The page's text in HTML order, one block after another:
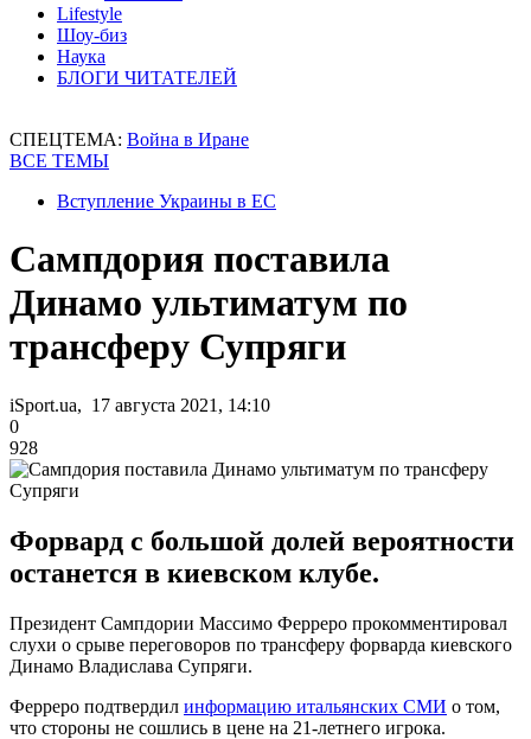
Lifestyle
Шоу-биз
Наука
БЛОГИ ЧИТАТЕЛЕЙ
СПЕЦТЕМА: Война в Иране
ВСЕ ТЕМЫ
Вступление Украины в ЕС
Сампдория поставила
Динамо ультиматум по
трансферу Супряги
iSport.ua, 17 августа 2021, 14:10
0
928
Форвард с большой долей вероятности
останется в киевском клубе.
Президент Сампдории Массимо Ферреро прокомментировал
слухи о срыве переговоров по трансферу форварда киевского
Динамо Владислава Супряги.
Ферреро подтвердил информацию итальянских СМИ о том,
что стороны не сошлись в цене на 21-летнего игрока.